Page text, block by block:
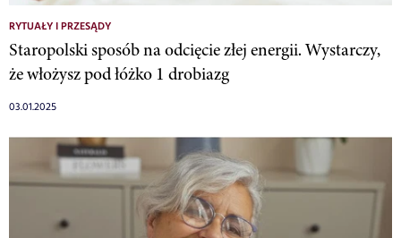
RYTUAŁY I PRZESĄDY
Staropolski sposób na odcięcie złej energii. Wystarczy,
że włożysz pod łóżko 1 drobiazg
03.01.2025